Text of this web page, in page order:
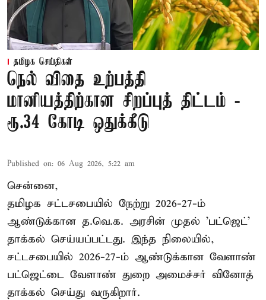
தமிழக செய்திகள்
நெல் விதை உற்பத்தி
மானியத்திற்கான சிறப்புத் திட்டம் -
ரூ.34 கோடி ஒதுக்கீடு
Published on: 06 Aug 2026, 5:22 am
சென்னை,
தமிழக சட்டசபையில் நேற்று 2026-27-ம்
ஆண்டுக்கான த.வெ.க. அரசின் முதல் 'பட்ஜெட்'
தாக்கல் செய்யப்பட்டது. இந்த நிலையில்,
சட்டசபையில் 2026-27-ம் ஆண்டுக்கான வேளாண்
பட்ஜெட்டை வேளாண் துறை அமைச்சர் வினோத்
தாக்கல் செய்து வருகிறார்.